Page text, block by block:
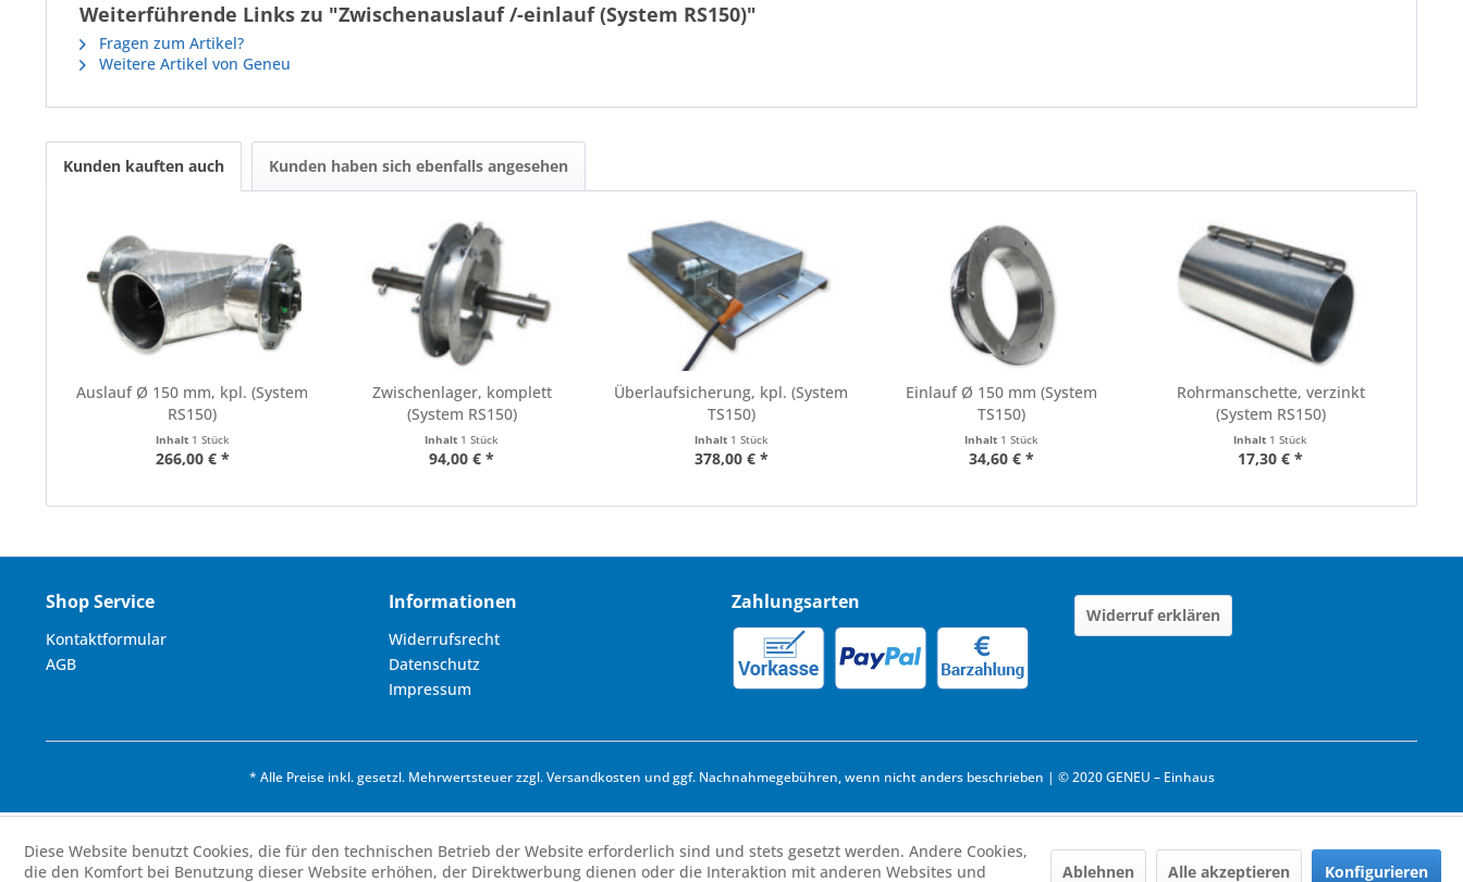
Weiterführende Links zu "Zwischenauslauf /-einlauf (System RS150)"
Fragen zum Artikel?
Weitere Artikel von Geneu
Kunden kauften auch Kunden haben sich ebenfalls angesehen
Auslauf Ø 150 mm, kpl. (System
RS150)
Inhalt 1 Stück
266,00 € *
Zwischenlager, komplett
(System RS150)
Inhalt 1 Stück
94,00 € *
Überlaufsicherung, kpl. (System
TS150)
Inhalt 1 Stück
378,00 € *
Einlauf Ø 150 mm (System
TS150)
Inhalt 1 Stück
34,60 € *
Rohrmanschette, verzinkt
(System RS150)
Inhalt 1 Stück
17,30 € *
Shop Service
Kontaktformular
AGB
Informationen
Widerrufsrecht
Datenschutz
Impressum
Zahlungsarten
Widerruf erklären
* Alle Preise inkl. gesetzl. Mehrwertsteuer zzgl.Versandkosten und ggf. Nachnahmegebühren, wenn nicht anders beschrieben | © 2020 GENEU – Einhaus
Diese Website benutzt Cookies, die für den technischen Betrieb der Website erforderlich sind und stets gesetzt werden. Andere Cookies,
die den Komfort bei Benutzung dieser Website erhöhen, der Direktwerbung dienen oder die Interaktion mit anderen Websites und
Ablehnen Alle akzeptieren Konfigurieren